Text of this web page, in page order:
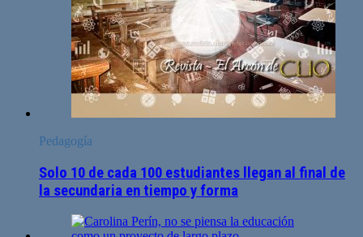
Pedagogía
Solo 10 de cada 100 estudiantes llegan al final de
la secundaria en tiempo y forma